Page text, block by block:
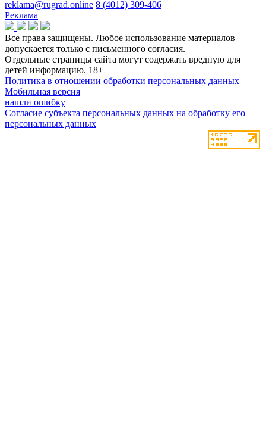
reklama@rugrad.online 8 (4012) 309-406
Реклама
Все права защищены. Любое использование материалов
допускается только с письменного согласия.
Отдельные страницы сайта могут содержать вредную для
детей информацию. 18+
Политика в отношении обработки персональных данных
Мобильная версия
нашли ошибку
Согласие субъекта персональных данных на обработку его
персональных данных